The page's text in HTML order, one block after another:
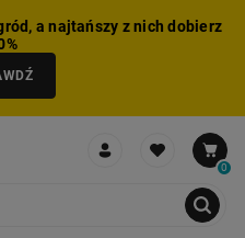
a najtańszy z nich dobierz
0